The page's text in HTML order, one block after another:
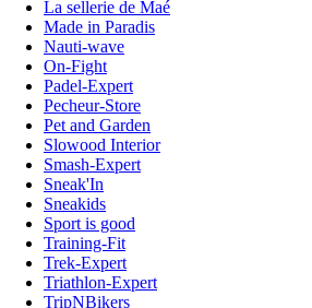
La sellerie de Maé
Made in Paradis
Nauti-wave
On-Fight
Padel-Expert
Pecheur-Store
Pet and Garden
Slowood Interior
Smash-Expert
Sneak'In
Sneakids
Sport is good
Training-Fit
Trek-Expert
Triathlon-Expert
TripNBikers